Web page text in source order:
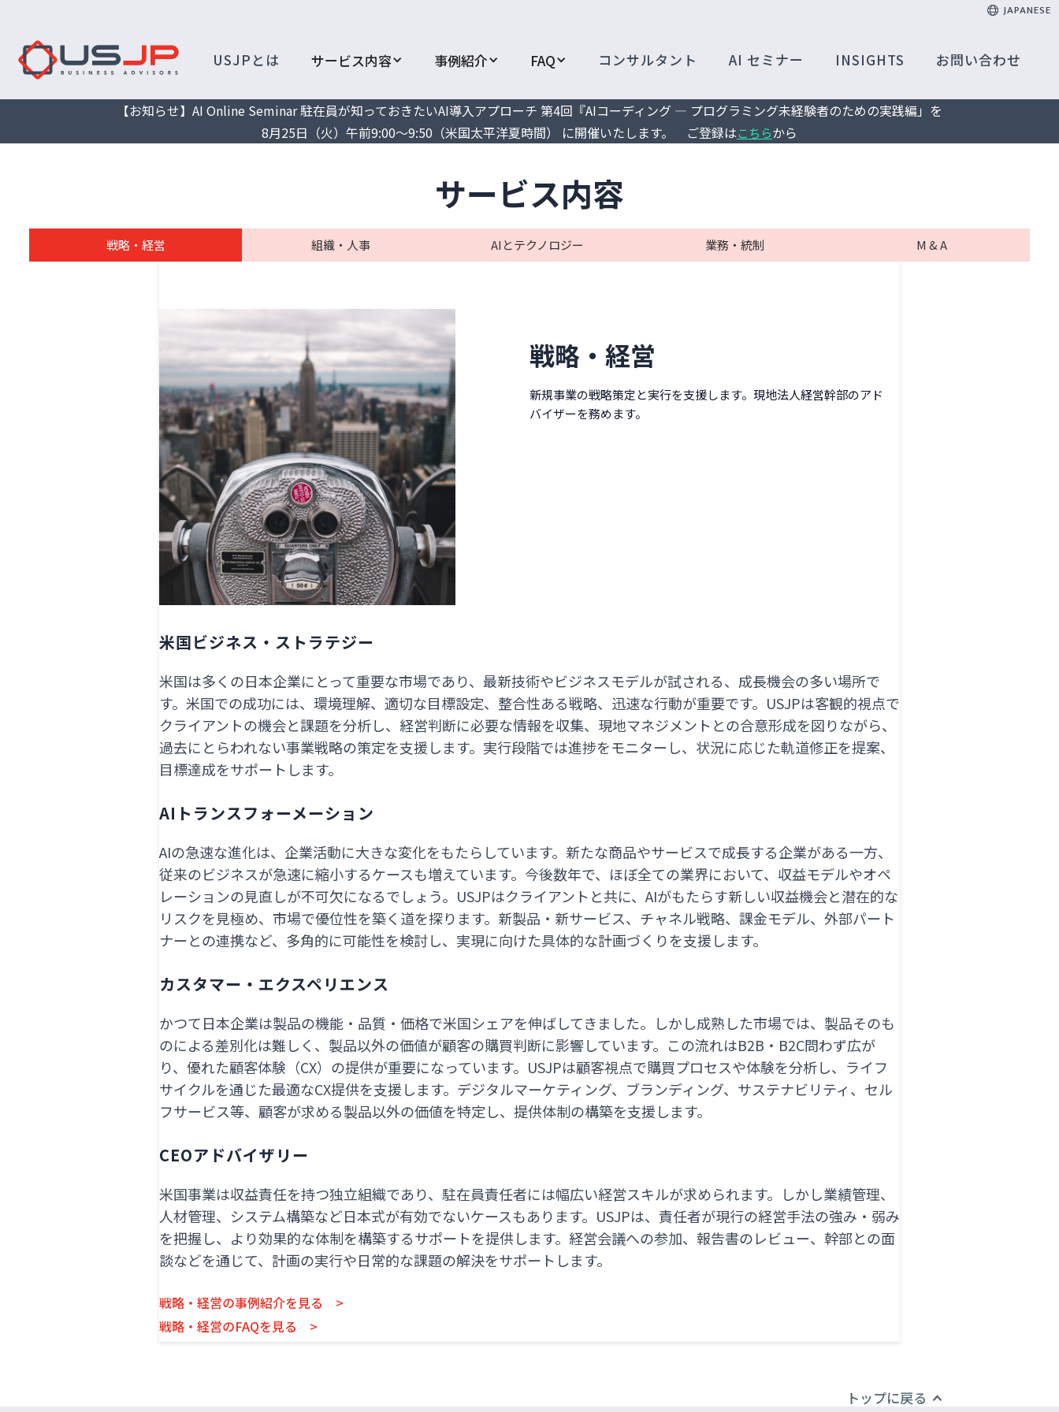
JAPANESE
USJPとは サービス内容 事例紹介 FAQ コンサルタント AI セミナー INSIGHTS お問い合わせ
【お知らせ】AI Online Seminar 駐在員が知っておきたいAI導入アプローチ 第4回『AIコーディング ― プログラミング未経験者のための実践編」を
8月25日（火）午前9:00～9:50（米国太平洋夏時間） に開催いたします。 ご登録はこちらから
サービス内容
戦略・経営 組織・人事 AIとテクノロジー 業務・統制 M & A
戦略・経営
新規事業の戦略策定と実行を支援します。現地法人経営幹部のアド
バイザーを務めます。
米国ビジネス・ストラテジー
米国は多くの日本企業にとって重要な市場であり、最新技術やビジネスモデルが試される、成長機会の多い場所で
す。米国での成功には、環境理解、適切な目標設定、整合性ある戦略、迅速な行動が重要です。USJPは客観的視点で
クライアントの機会と課題を分析し、経営判断に必要な情報を収集、現地マネジメントとの合意形成を図りながら、
過去にとらわれない事業戦略の策定を支援します。実行段階では進捗をモニターし、状況に応じた軌道修正を提案、
目標達成をサポートします。
AIトランスフォーメーション
AIの急速な進化は、企業活動に大きな変化をもたらしています。新たな商品やサービスで成長する企業がある一方、
従来のビジネスが急速に縮小するケースも増えています。今後数年で、ほぼ全ての業界において、収益モデルやオペ
レーションの見直しが不可欠になるでしょう。USJPはクライアントと共に、AIがもたらす新しい収益機会と潜在的な
リスクを見極め、市場で優位性を築く道を探ります。新製品・新サービス、チャネル戦略、課金モデル、外部パート
ナーとの連携など、多角的に可能性を検討し、実現に向けた具体的な計画づくりを支援します。
カスタマー・エクスペリエンス
かつて日本企業は製品の機能・品質・価格で米国シェアを伸ばしてきました。しかし成熟した市場では、製品そのも
のによる差別化は難しく、製品以外の価値が顧客の購買判断に影響しています。この流れはB2B・B2C問わず広が
り、優れた顧客体験（CX）の提供が重要になっています。USJPは顧客視点で購買プロセスや体験を分析し、ライフ
サイクルを通じた最適なCX提供を支援します。デジタルマーケティング、ブランディング、サステナビリティ、セル
フサービス等、顧客が求める製品以外の価値を特定し、提供体制の構築を支援します。
CEOアドバイザリー
米国事業は収益責任を持つ独立組織であり、駐在員責任者には幅広い経営スキルが求められます。しかし業績管理、
人材管理、システム構築など日本式が有効でないケースもあります。USJPは、責任者が現行の経営手法の強み・弱み
を把握し、より効果的な体制を構築するサポートを提供します。経営会議への参加、報告書のレビュー、幹部との面
談などを通じて、計画の実行や日常的な課題の解決をサポートします。
戦略・経営の事例紹介を見る >
戦略・経営のFAQを見る >
トップに戻る